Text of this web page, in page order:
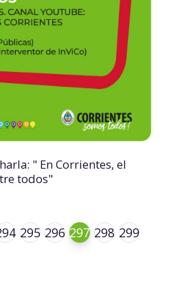
" En Corrientes, el
todos"
295 296 297 298 299